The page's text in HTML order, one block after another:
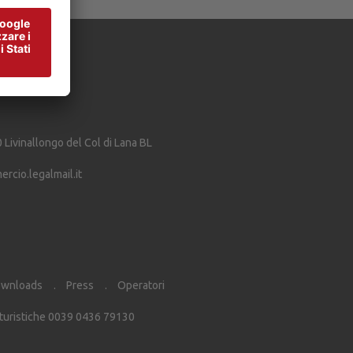
Livinallongo del Col di Lana BL
Press Operatori
0039 0436 79130